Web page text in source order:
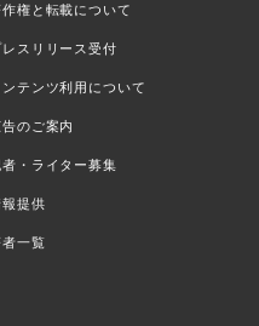
権と転載について
レスリリース受付
ンテンツ利用について
告のご案内
・ライター募集
提供
一覧